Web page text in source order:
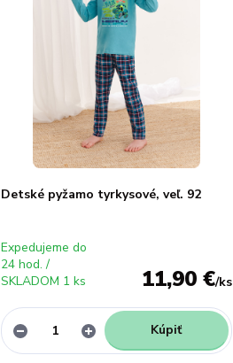
Detské pyžamo tyrkysové, veľ. 92
11,90 €/ks
Expedujeme do
24 hod. /
SKLADOM 1 ks
Kúpiť